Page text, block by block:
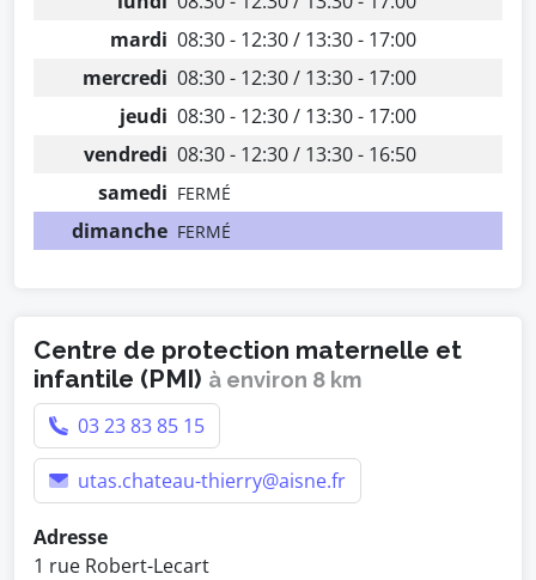
mardi 08:30 - 12:30 / 13:30 - 17:00
mercredi 08:30 - 12:30 / 13:30 - 17:00
jeudi 08:30 - 12:30 / 13:30 - 17:00
vendredi 08:30 - 12:30 / 13:30 - 16:50
samedi FERMÉ
dimanche FERMÉ
Centre de protection maternelle et
infantile (PMI) à environ 8 km
03 23 83 85 15
utas.chateau-thierry@aisne.fr
Adresse
1 rue Robert-Lecart